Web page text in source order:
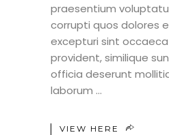
praesentium
corrupti quos dolores
excepturi sint
provident, similique
officia deserunt
laborum
VIEW HERE